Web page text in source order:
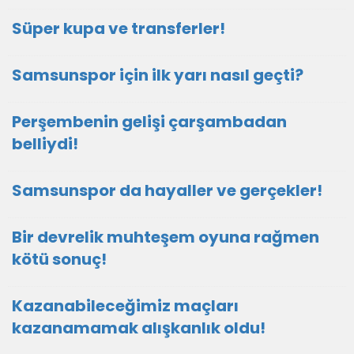
Süper kupa ve transferler!
Samsunspor için ilk yarı nasıl geçti?
Perşembenin gelişi çarşambadan
belliydi!
Samsunspor da hayaller ve gerçekler!
Bir devrelik muhteşem oyuna rağmen
kötü sonuç!
Kazanabileceğimiz maçları
kazanamamak alışkanlık oldu!